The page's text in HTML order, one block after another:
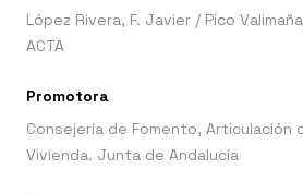
López Rivera, F. Javier / Pico
ACTA
Promotora
Consejería de Fomento, Articulación
Vivienda. Junta de Andalucía